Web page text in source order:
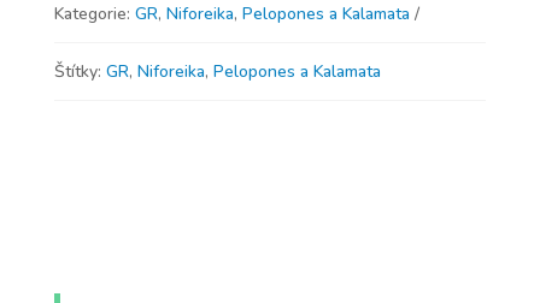
Kategorie: GR, Niforeika, Pelopones a Kalamata
Štítky: GR, Niforeika, Pelopones a Kalamata